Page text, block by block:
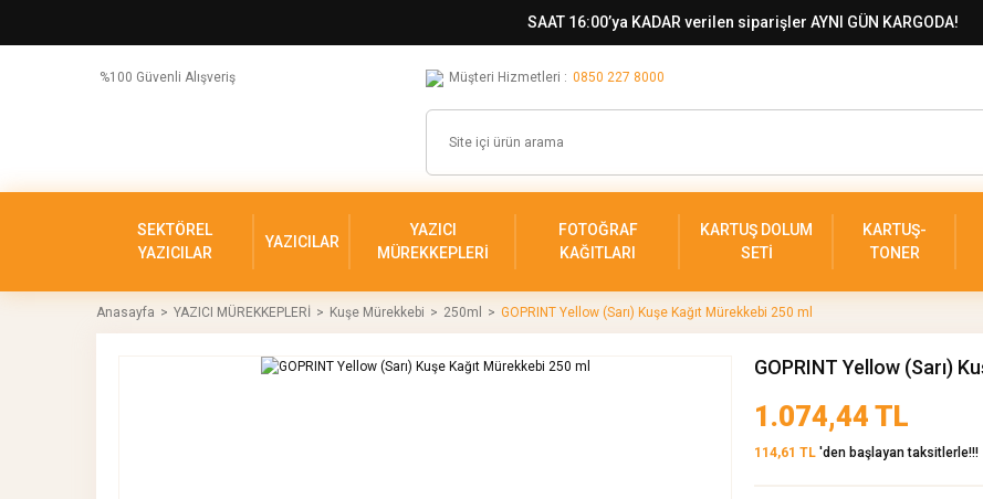
SAAT 16:00’ya KADAR verilen siparişler AYNI GÜN KARGODA!
%100 Güvenli Alışveriş Müşteri Hizmetleri : 0850 227 8000
SEKTÖREL
YAZICILAR
YAZICILAR
YAZICI
MÜREKKEPLERİ
FOTOĞRAF
KAĞITLARI
KARTUŞ DOLUM
SETİ
KARTUŞ-
TONER
Anasayfa YAZICI MÜREKKEPLERİ Kuşe Mürekkebi 250ml GOPRINT Yellow (Sarı) Kuşe Kağıt Mürekkebi 250 ml
GOPRINT Yellow (Sarı)
1.074,44 TL
114,61 TL 'den başlayan taksitlerle!!!